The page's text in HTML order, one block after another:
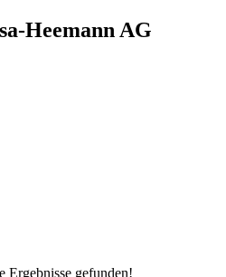
Heemann AG
Ergebnisse gefunden!